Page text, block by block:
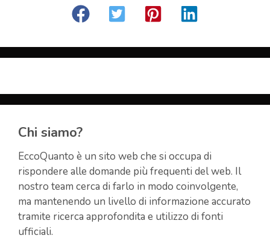
Chi siamo?
EccoQuanto è un sito web che si occupa di
rispondere alle domande più frequenti del web. Il
nostro team cerca di farlo in modo coinvolgente,
ma mantenendo un livello di informazione accurato
tramite ricerca approfondita e utilizzo di fonti
ufficiali.